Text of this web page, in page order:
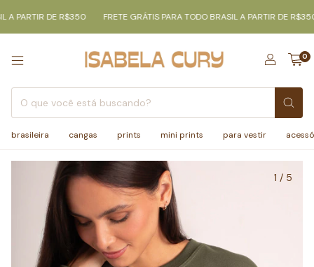
PARTIR DE R$350 FRETE GRÁTIS PARA TODO BRASIL A PARTIR DE R$350
0
brasileira cangas prints mini prints para vestir
1 / 5